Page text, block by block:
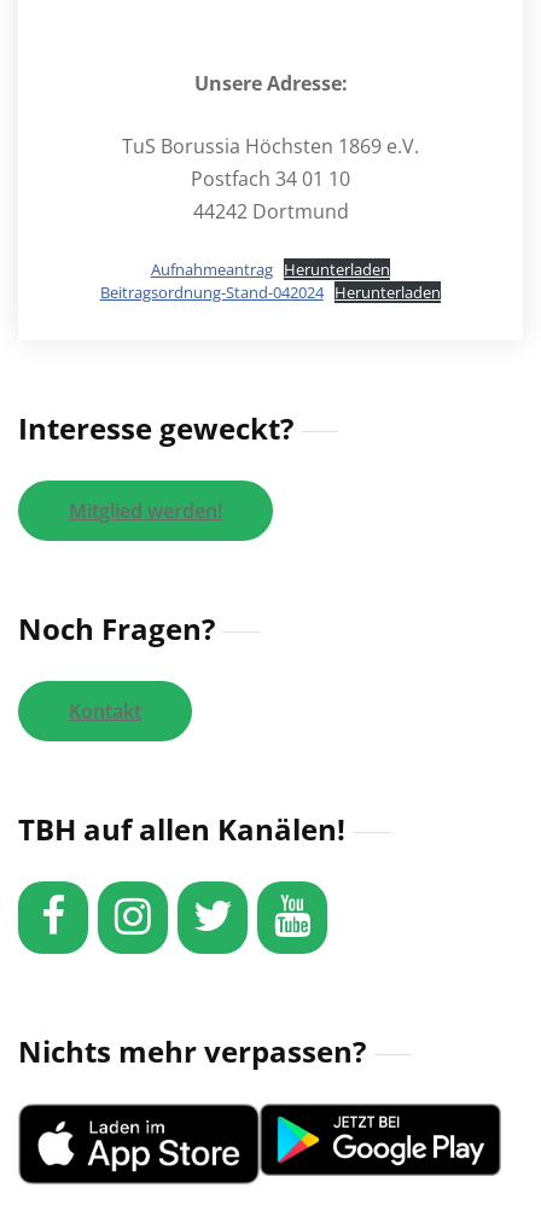
Unsere Adresse:
TuS Borussia Höchsten 1869 e.V.
Postfach 34 01 10
44242 Dortmund
Aufnahmeantrag Herunterladen
Beitragsordnung-Stand-042024 Herunterladen
Interesse geweckt?
Mitglied werden!
Noch Fragen?
Kontakt
TBH auf allen Kanälen!
Nichts mehr verpassen?